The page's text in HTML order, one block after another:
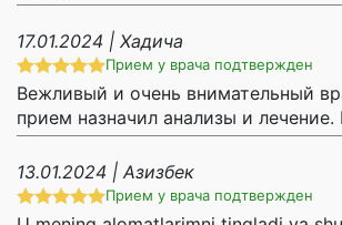
17.01.2024 | Хадича
Прием у врача подтвержден
Вежливый и очень внимательный
прием назначил анализы и
13.01.2024 | Азизбек
Прием у врача подтвержден